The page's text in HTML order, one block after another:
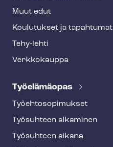
Muut edut
Koulutukset ja tapahtumat
Tehy-lehti
Verkkokauppa
Työelämäopas
Työ­eh­to­so­pi­muk­set
Työsuhteen alkaminen
Työsuhteen aikana